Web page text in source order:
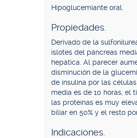
Hipoglucemiante oral.
Propiedades.
Derivado de la
islotes del páncreas
hepática. Al parecer
disminución de la
de insulina por las
media es de 10 horas, el
las proteínas es muy
biliar en 50% y el resto
Indicaciones.